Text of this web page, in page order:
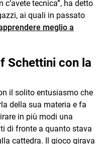
tecnica”, ha detto
ai quali in passato
meglio a
Schettini con la
il solito entusiasmo che
della sua materia e fa
in più modi una
di fronte a quanto stava
cattedra. Il gioco girava